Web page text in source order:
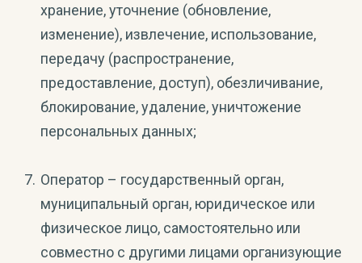
хранение, уточнение (обновление,
изменение), извлечение, использование,
передачу (распространение,
предоставление, доступ), обезличивание,
блокирование, удаление, уничтожение
персональных данных;
Оператор – государственный орган,
муниципальный орган, юридическое или
физическое лицо, самостоятельно или
совместно с другими лицами организующие